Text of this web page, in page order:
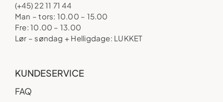
(+45) 22 11 71 44
Man – tors: 10.00 – 15.00
Fre: 10.00 – 13.00
Lør – søndag + Helligdage: LUKKET
KUNDESERVICE
FAQ